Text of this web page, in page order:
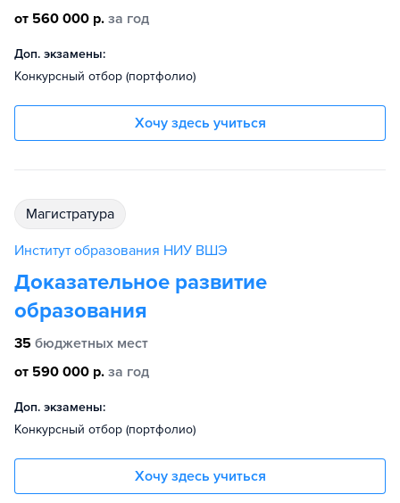
от 560 000 р. за год
Доп. экзамены:
Конкурсный отбор (портфолио)
Хочу здесь учиться
магистратура
Институт образования НИУ ВШЭ
Доказательное развитие
образования
35 бюджетных мест
от 590 000 р. за год
Доп. экзамены:
Конкурсный отбор (портфолио)
Хочу здесь учиться